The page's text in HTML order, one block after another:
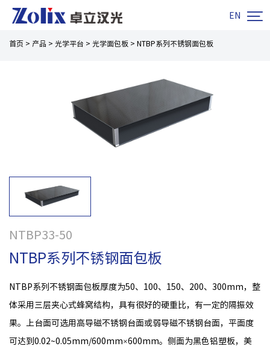
EN 
首页 > 产品 > 光学平台 > 光学面包板 > NTBP系列不锈钢面包板
NTBP33-50
NTBP系列不锈钢面包板
NTBP系列不锈钢面包板厚度为50、100、150、200、300mm，整
体采用三层夹心式蜂窝结构，具有很好的硬重比，有一定的隔振效
果。上台面可选用高导磁不锈钢台面或弱导磁不锈钢台面，平面度
可达到0.02~0.05mm/600mm×600mm。侧面为黑色铝塑板，美